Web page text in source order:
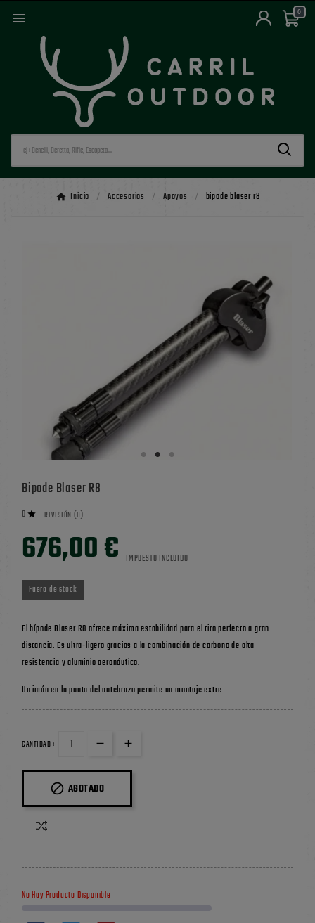
 0
Inicio Accesorios Apoyos bipode blaser r8
Bipode Blaser R8
0  REVISIÓN (0)
676,00 € IMPUESTO INCLUIDO
Fuera de stock
El bípode Blaser R8 ofrece máxima estabilidad para el tiro perfecto a gran
distancia. Es ultra-ligero gracias a la combinación de carbono de alta
resistencia y aluminio aeronáutico.
Un imán en la punta del antebrazo permite un montaje extre
CANTIDAD :
 AGOTADO
No Hay Producto Disponible